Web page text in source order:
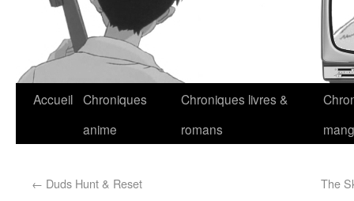
Accueil Chroniques
anime
Chroniques livres &
romans
← Duds Hunt & Reset The